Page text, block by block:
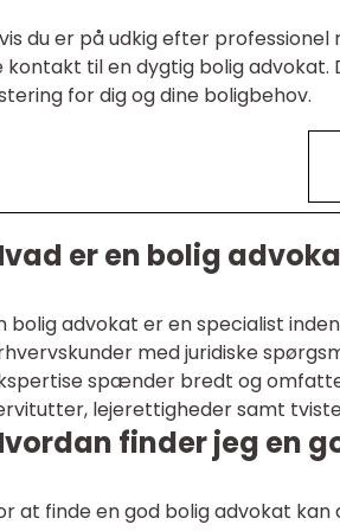
du er på udkig efter
kontakt til en dygtig bolig
for dig og dine boligbehov.
er en bolig
bolig advokat er en specialist
med juridiske
spænder bredt og
lejerettigheder samt
finder jeg en
at finde en god bolig advokat